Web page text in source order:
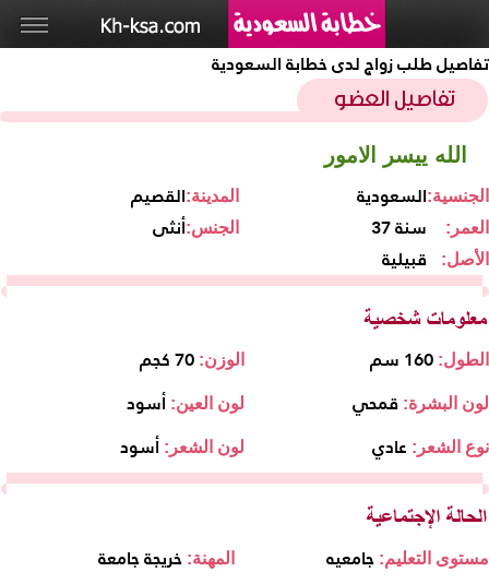
تفاصيل طلب زواج لدى خطابة السعودية
الله ييسر الامور
القصيمالمدينة: السعوديةالجنسية:
أنثىالجنس: 37 سنة العمر:
قبيلية الأصل:
الوزن: 70 كجم الطول: 160 سم
لون العين: أسود لون البشرة: قمحي
لون الشعر: أسود نوع الشعر: عادي
المهنة: خريجة جامعة مستوى التعليم: جامعيه